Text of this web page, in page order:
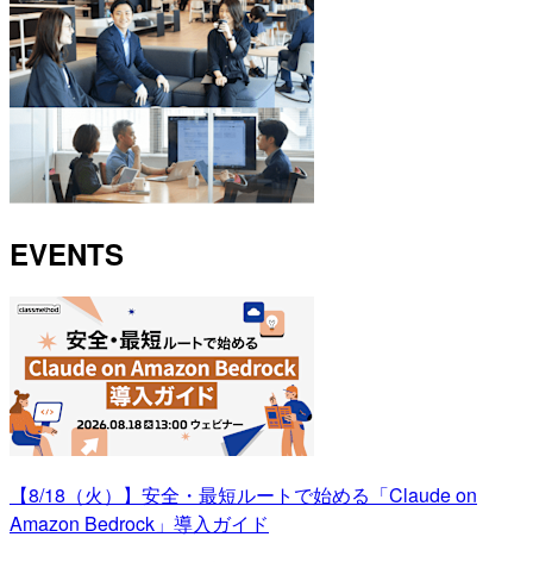
EVENTS
【8/18（火）】安全・最短ルートで始める「Claude on
Amazon Bedrock」導入ガイド